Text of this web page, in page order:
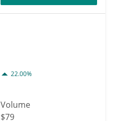
22.00%
Volume
$79